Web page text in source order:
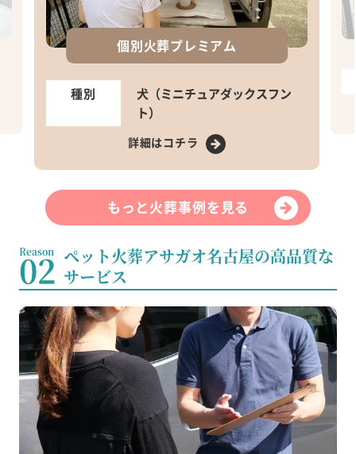
個別火葬プレミアム
種別
犬（ミニチュアダックスフン
ト）
詳細はコチラ
もっと火葬事例を見る
Reason
02 ペット火葬アサガオ名古屋の高品質な
サービス